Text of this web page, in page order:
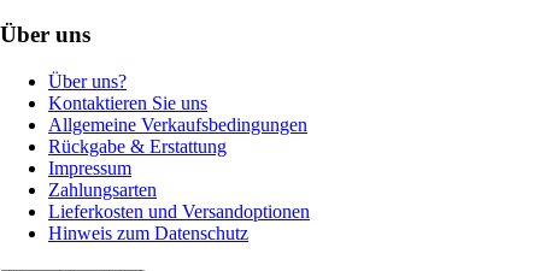
Über uns
Über uns?
Kontaktieren Sie uns
Allgemeine Verkaufsbedingungen
Rückgabe & Erstattung
Impressum
Zahlungsarten
Lieferkosten und Versandoptionen
Hinweis zum Datenschutz